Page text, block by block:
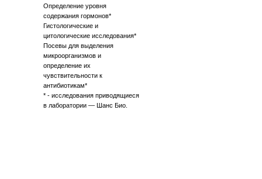
Определение уровня
содержания гормонов*
Гистологические и
цитологические исследования*
Посевы для выделения
микроорганизмов и
определение их
чувствительности к
антибиотикам*
* - исследования приводящиеся
в лаборатории — Шанс Био.